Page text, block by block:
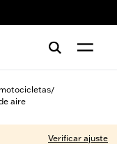
/
aire
Verificar ajuste